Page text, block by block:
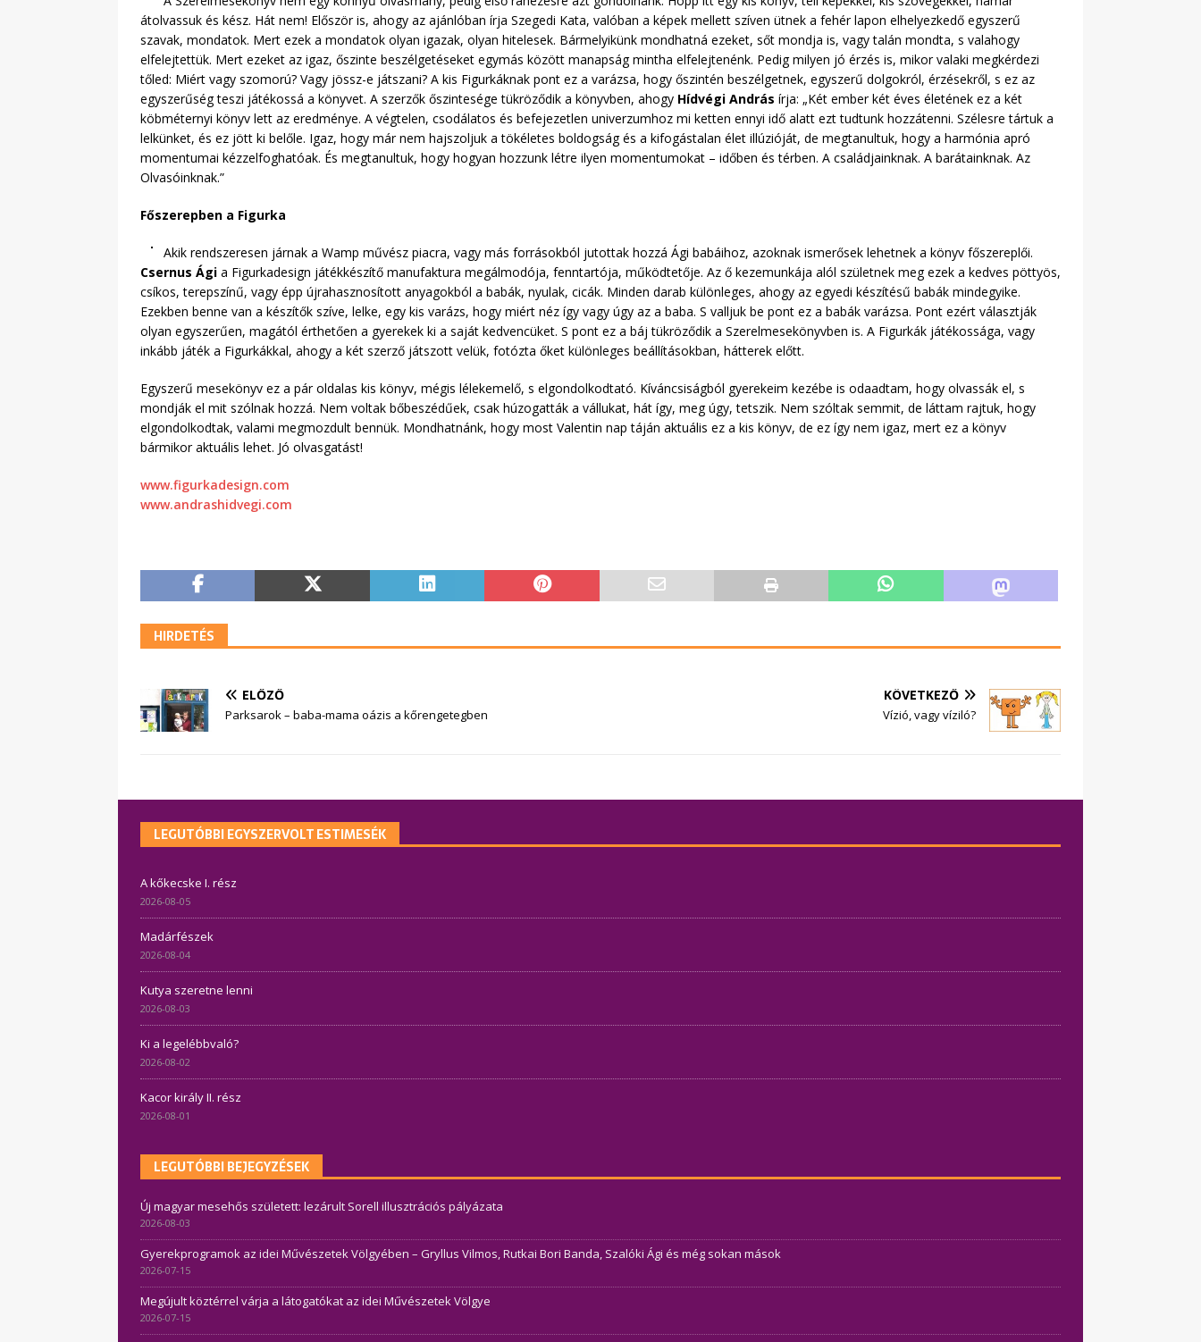
átolvassuk és kész. Hát nem! Először is, ahogy az ajánlóban írja Szegedi Kata, valóban a képek mellett szíven ütnek a fehér lapon elhelyezkedő egyszerű
szavak, mondatok. Mert ezek a mondatok olyan igazak, olyan hitelesek. Bármelyikünk mondhatná ezeket, sőt mondja is, vagy talán mondta, s valahogy
elfelejtettük. Mert ezeket az igaz, őszinte beszélgetéseket egymás között manapság mintha elfelejtenénk. Pedig milyen jó érzés is, mikor valaki megkérdezi
tőled: Miért vagy szomorú? Vagy jössz-e játszani? A kis Figurkáknak pont ez a varázsa, hogy őszintén beszélgetnek, egyszerű dolgokról, érzésekről, s ez az
egyszerűség teszi játékossá a könyvet. A szerzők őszintesége tükröződik a könyvben, ahogy Hídvégi András írja: „Két ember két éves életének ez a két
köbméternyi könyv lett az eredménye. A végtelen, csodálatos és befejezetlen univerzumhoz mi ketten ennyi idő alatt ezt tudtunk hozzátenni. Szélesre tártuk a
lelkünket, és ez jött ki belőle. Igaz, hogy már nem hajszoljuk a tökéletes boldogság és a kifogástalan élet illúzióját, de megtanultuk, hogy a harmónia apró
momentumai kézzelfoghatóak. És megtanultuk, hogy hogyan hozzunk létre ilyen momentumokat – időben és térben. A családjainknak. A barátainknak. Az
Olvasóinknak.”
Főszerepben a Figurka
Akik rendszeresen járnak a Wamp művész piacra, vagy más forrásokból jutottak hozzá Ági babáihoz, azoknak ismerősek lehetnek a könyv főszereplői.
Csernus Ági a Figurkadesign játékkészítő manufaktura megálmodója, fenntartója, működtetője. Az ő kezemunkája alól születnek meg ezek a kedves pöttyös,
csíkos, terepszínű, vagy épp újrahasznosított anyagokból a babák, nyulak, cicák. Minden darab különleges, ahogy az egyedi készítésű babák mindegyike.
Ezekben benne van a készítők szíve, lelke, egy kis varázs, hogy miért néz így vagy úgy az a baba. S valljuk be pont ez a babák varázsa. Pont ezért választják
olyan egyszerűen, magától érthetően a gyerekek ki a saját kedvencüket. S pont ez a báj tükröződik a Szerelmesekönyvben is. A Figurkák játékossága, vagy
inkább játék a Figurkákkal, ahogy a két szerző játszott velük, fotózta őket különleges beállításokban, hátterek előtt.
Egyszerű mesekönyv ez a pár oldalas kis könyv, mégis lélekemelő, s elgondolkodtató. Kíváncsiságból gyerekeim kezébe is odaadtam, hogy olvassák el, s
mondják el mit szólnak hozzá. Nem voltak bőbeszédűek, csak húzogatták a vállukat, hát így, meg úgy, tetszik. Nem szóltak semmit, de láttam rajtuk, hogy
elgondolkodtak, valami megmozdult bennük. Mondhatnánk, hogy most Valentin nap táján aktuális ez a kis könyv, de ez így nem igaz, mert ez a könyv
bármikor aktuális lehet. Jó olvasgatást!
www.figurkadesign.com
www.andrashidvegi.com
HIRDETÉS
ELŐZŐ
Parksarok – baba-mama oázis a kőrengetegben
KÖVETKEZŐ
Vízió, vagy víziló?
LEGUTÓBBI EGYSZERVOLT ESTIMESÉK
A kőkecske I. rész
2026-08-05
Madárfészek
2026-08-04
Kutya szeretne lenni
2026-08-03
Ki a legelébbvaló?
2026-08-02
Kacor király II. rész
2026-08-01
LEGUTÓBBI BEJEGYZÉSEK
Új magyar mesehős született: lezárult Sorell illusztrációs pályázata
2026-08-03
Gyerekprogramok az idei Művészetek Völgyében – Gryllus Vilmos, Rutkai Bori Banda, Szalóki Ági és még sokan mások
2026-07-15
Megújult köztérrel várja a látogatókat az idei Művészetek Völgye
2026-07-15